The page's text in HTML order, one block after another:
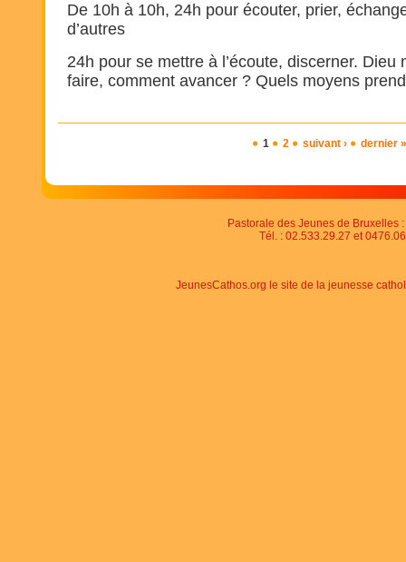
De 10h à 10h, 24h pour écouter, prier,
d’autres
24h pour se mettre à l’écoute, discerner. Dieu
faire, comment avancer ? Quels moyens
1 2 suivant › dernier »
Pastorale des Jeunes de Bruxelles
Tél. : 02.533.29.27 et
JeunesCathos.org le site de la jeunesse